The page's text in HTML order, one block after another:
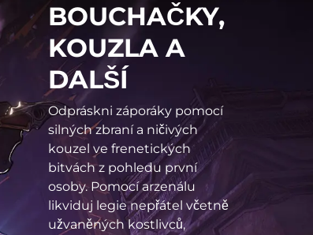
BOUCHAČKY,
KOUZLA A
DALŠÍ
Odpráskni záporáky pomocí
silných zbraní a ničivých
kouzel ve frenetických
bitvách z pohledu první
osoby. Pomocí arzenálu
likviduj legie nepřátel včetně
užvaněných kostlivců,